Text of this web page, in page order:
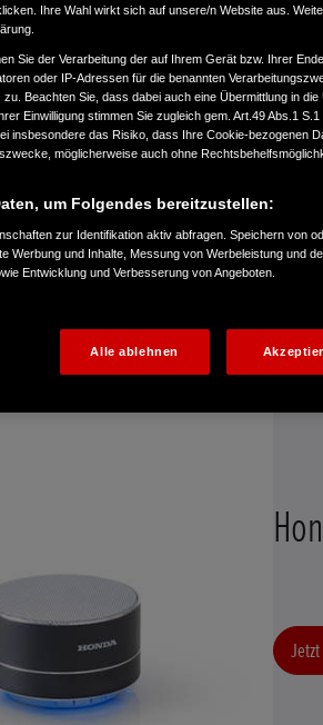
BEI IHREM
Ihre Wahl wirkt sich auf unsere/n Website aus.
Sie der Verarbeitung der auf Ihrem Gerät bzw. Ihrer
oder IP-Adressen für die benannten
Beachten Sie, dass dabei auch eine Übermittlung in die
Einwilligung stimmen Sie zugleich gem. Art.49 Abs.1 S.1
insbesondere das Risiko, dass Ihre Cookie-bezogenen
möglicherweise auch ohne
um Folgendes bereitzustellen:
zur Identifikation aktiv abfragen. Speichern von
Werbung und Inhalte, Messung von Werbeleistung und
Entwicklung und Verbesserung von Angeboten.
Alle ablehnen